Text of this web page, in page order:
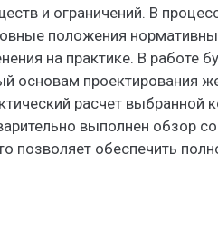
и ограничений. В
положения
на практике. В работе
основам проектирования
расчет выбранной
выполнен обзор
позволяет обеспечить